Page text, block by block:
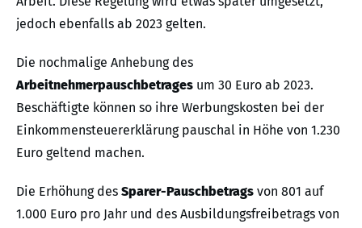
jedoch ebenfalls ab 2023 gelten.
Die nochmalige Anhebung des
Arbeitnehmerpauschbetrages um 30 Euro ab 2023.
Beschäftigte können so ihre Werbungskosten bei der
Einkommensteuererklärung pauschal in Höhe von 1.230
Euro geltend machen.
Die Erhöhung des Sparer-Pauschbetrags von 801 auf
1.000 Euro pro Jahr und des Ausbildungsfreibetrags von